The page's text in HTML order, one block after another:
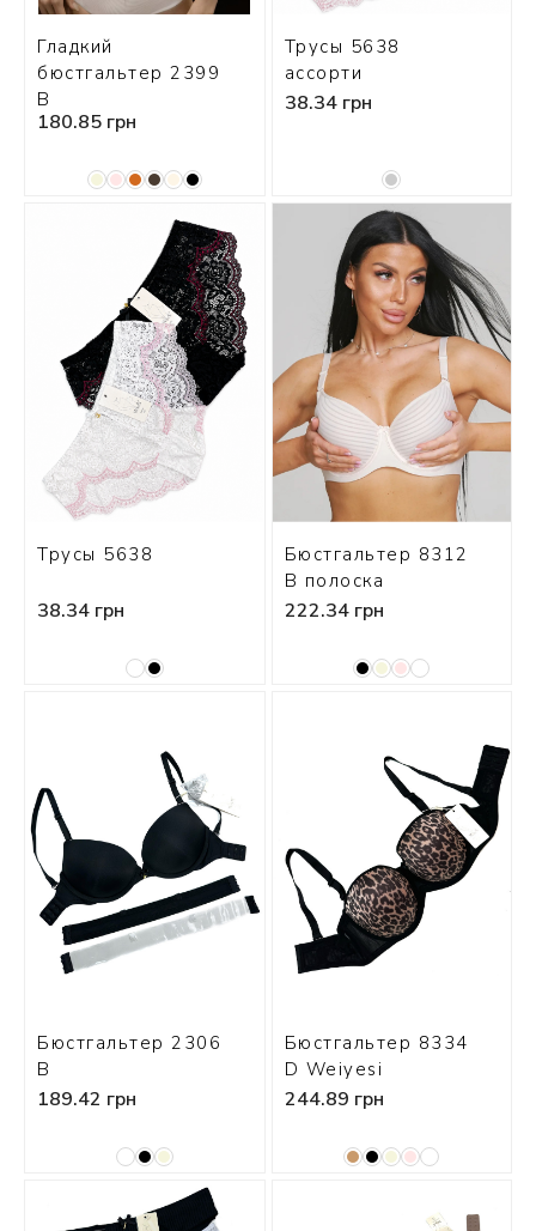
Гладкий
бюстгальтер 2399
В
180.85 грн
Трусы 5638
ассорти
38.34 грн
Трусы 5638
38.34 грн
Бюстгальтер 8312
В полоска
222.34 грн
Бюстгальтер 2306
В
189.42 грн
Бюстгальтер 8334
D Weiyesi
244.89 грн